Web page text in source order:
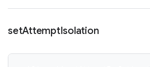
setAttemptIsolation